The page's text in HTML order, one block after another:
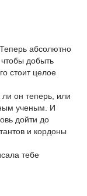
абсолютно
добыть
стоит целое
ли он теперь, или
ученым. И
дойти до
и кордоны
тебе